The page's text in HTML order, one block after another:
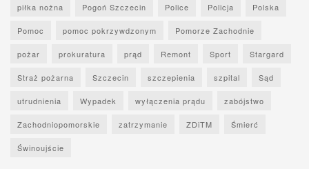
piłka nożna Pogoń Szczecin Police Policja Polska
Pomoc pomoc pokrzywdzonym Pomorze Zachodnie
pożar prokuratura prąd Remont Sport Stargard
Straż pożarna Szczecin szczepienia szpital Sąd
utrudnienia Wypadek wyłączenia prądu zabójstwo
Zachodniopomorskie zatrzymanie ZDiTM Śmierć
Świnoujście